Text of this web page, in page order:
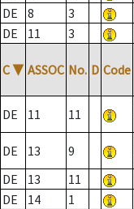
DE
8 3
DE
11 3
C ▼ ASSOC No. D Code
DE 11 11
DE 13 9
DE
13 11
DE
14 1